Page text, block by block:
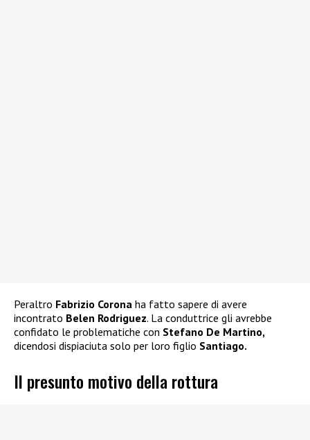
Peraltro Fabrizio Corona ha fatto sapere di avere
incontrato Belen Rodriguez. La conduttrice gli avrebbe
confidato le problematiche con Stefano De Martino,
dicendosi dispiaciuta solo per loro figlio Santiago.
Il presunto motivo della rottura